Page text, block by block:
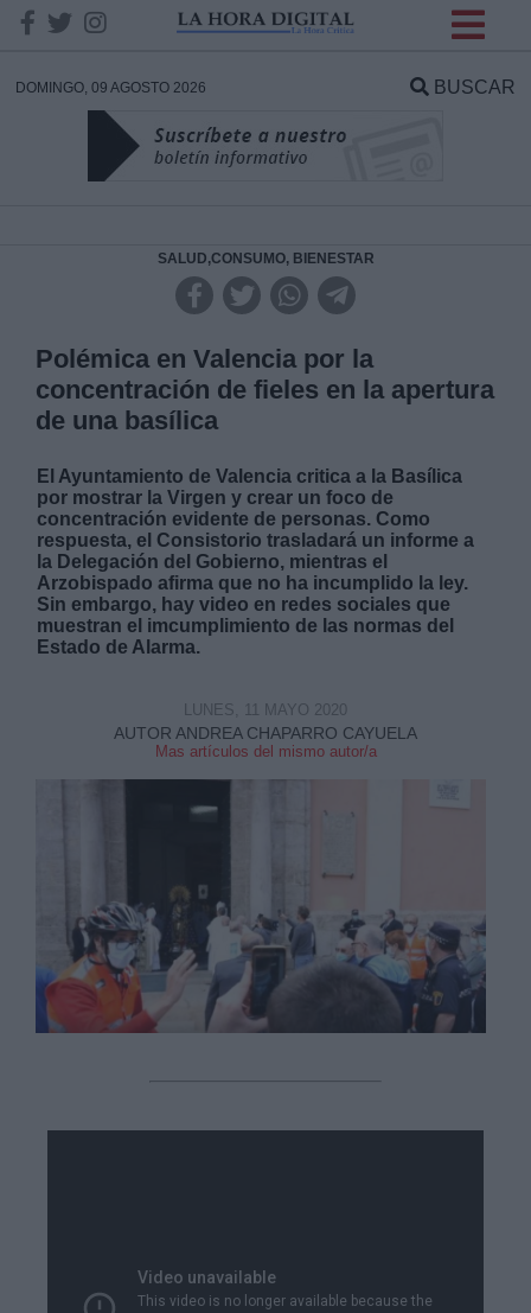
DOMINGO, 09 AGOSTO 2026 BUSCAR
SALUD,CONSUMO, BIENESTAR
Polémica en Valencia por la
concentración de fieles en la apertura
de una basílica
El Ayuntamiento de Valencia critica a la Basílica
por mostrar la Virgen y crear un foco de
concentración evidente de personas. Como
respuesta, el Consistorio trasladará un informe a
la Delegación del Gobierno, mientras el
Arzobispado afirma que no ha incumplido la ley.
Sin embargo, hay video en redes sociales que
muestran el imcumplimiento de las normas del
Estado de Alarma.
AUTOR ANDREA CHAPARRO CAYUELA
Mas artículos del mismo autor/a
LUNES, 11 MAYO 2020
DATOS
Responsable:
Legitimación:
Destinatarios:
link